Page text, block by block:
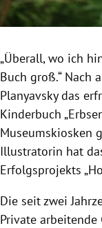
Untermenü
Untermenü
„Überall, wo ich
Buch groß.“ Nach
Planyavsky das
Kinderbuch
Museumskiosken
Illustratorin hat
Erfolgsprojekts
Die seit zwei
Private